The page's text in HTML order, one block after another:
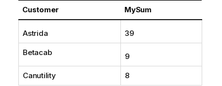
Customer MySum
Astrida 39
Betacab 9
Canutility 8